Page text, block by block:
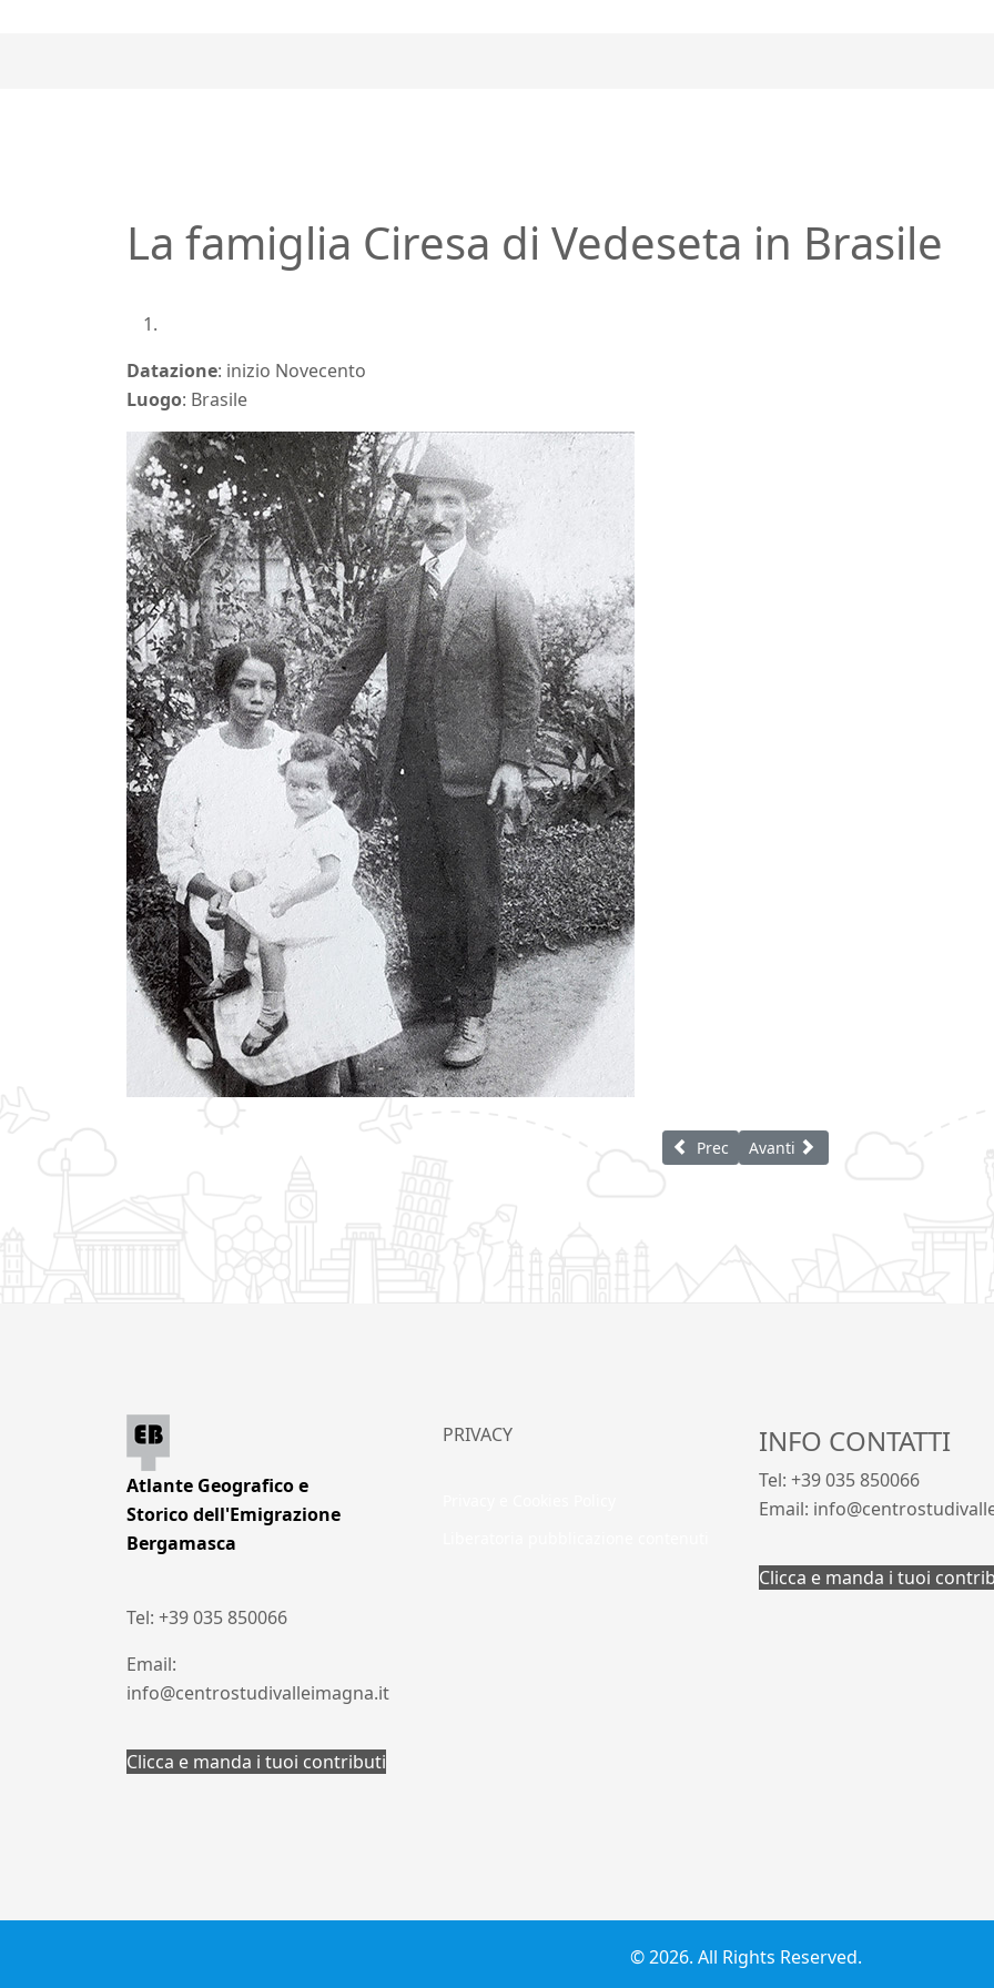
La famiglia Ciresa di Vedeseta in Brasile
Datazione: inizio Novecento
Luogo: Brasile
Articolo precedente: Boscaioli di Reggetto,
Prec Articolo successivo: Emigranti
Avanti
Atlante Geografico e
Storico dell'Emigrazione
Bergamasca
Tel: +39 035 850066
Email:
info@centrostudivalleimagna.it
Clicca e manda i tuoi contributi
PRIVACY INFO CONTATTI
Tel: +39 035 850066
Email:
Clicca e manda i tuoi
© 2026. All Rights Reserved.